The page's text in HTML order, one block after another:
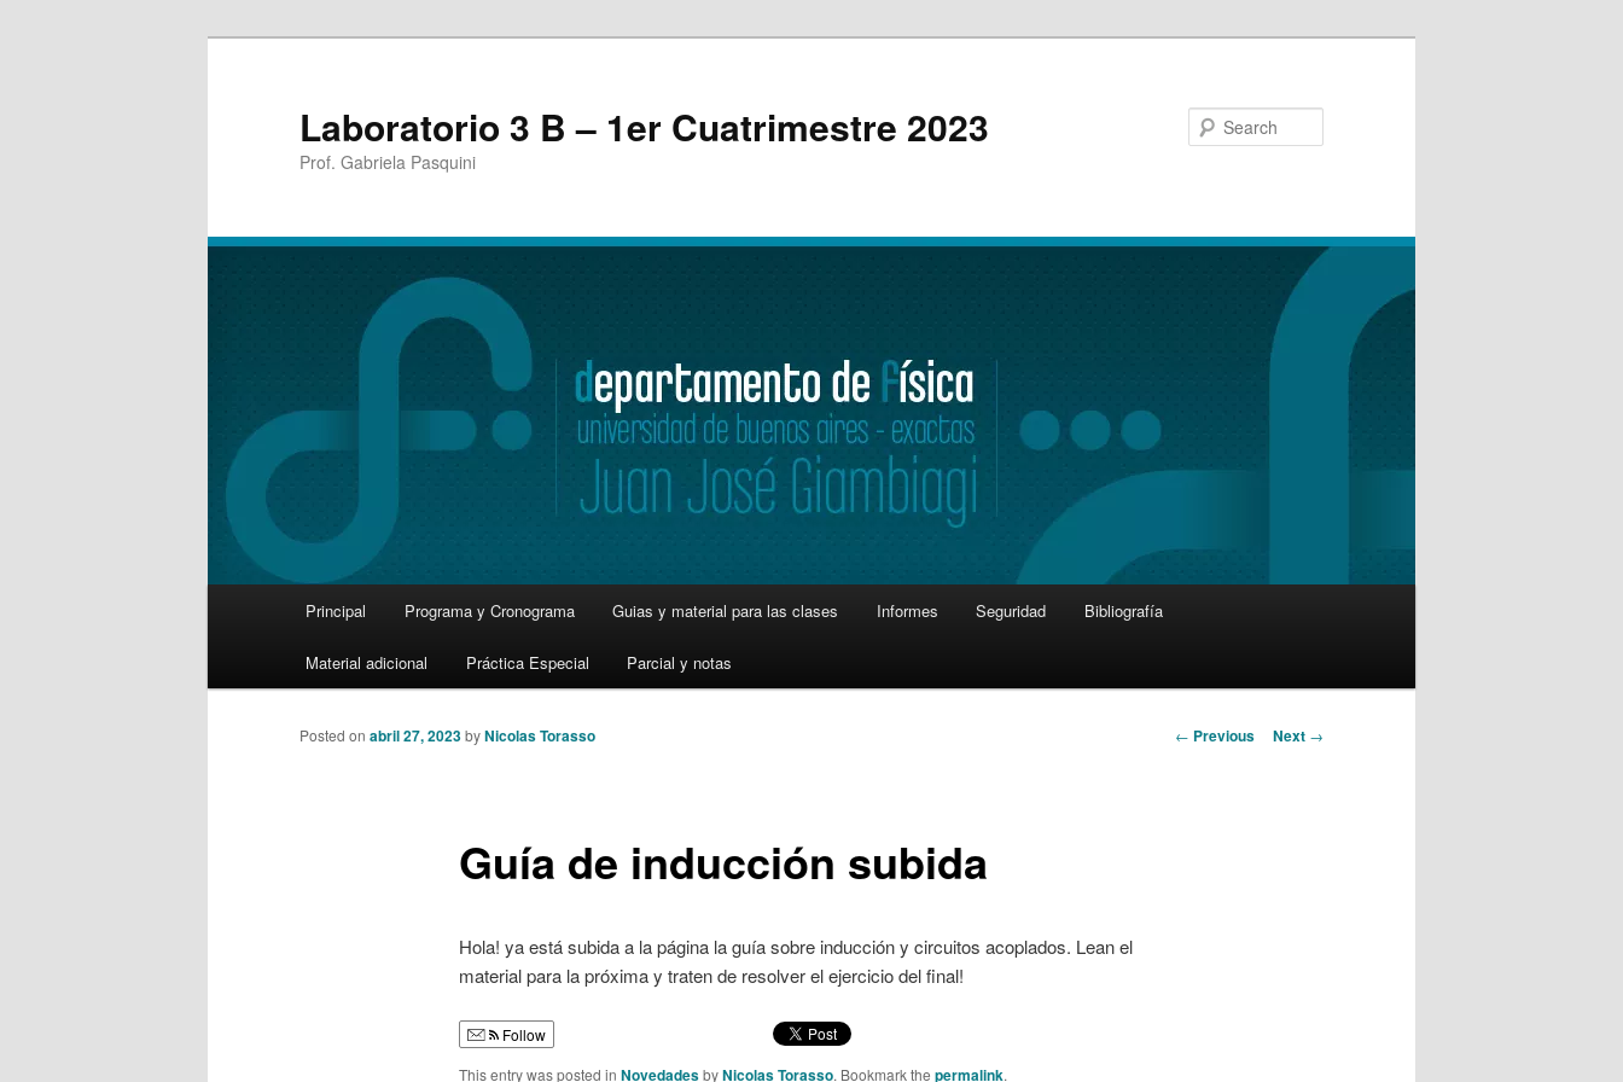
Laboratorio 3 B – 1er Cuatrimestre 2023
Prof. Gabriela Pasquini
Skip
to
primary
Principal Programa y Cronograma Guias y material para las clases Informes Seguridad Bibliografía
Material adicional Práctica Especial Parcial y notas
Post
← Previous Next →
Guía de inducción subida
Posted on abril 27, 2023byNicolas Torasso
Hola! ya está subida a la página la guía sobre inducción y circuitos acoplados. Lean el
material para la próxima y traten de resolver el ejercicio del final!
Follow
This entry was posted in NovedadesbyNicolas Torasso. Bookmark the permalink.